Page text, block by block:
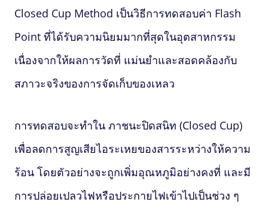
Closed Cup Method เป็นวิธีการทดสอบค่า Flash
Point ที่ได้รับความนิยมมากที่สุดในอุตสาหกรรม
เนื่องจากให้ผลการวัดที่ แม่นยำและสอดคล้องกับ
สภาวะจริงของการจัดเก็บของเหลว
การทดสอบจะทำใน ภาชนะปิดสนิท (Closed Cup)
เพื่อลดการสูญเสียไอระเหยของสารระหว่างให้ความ
ร้อน โดยตัวอย่างจะถูกเพิ่มอุณหภูมิอย่างคงที่ และมี
การปล่อยเปลวไฟหรือประกายไฟเข้าไปเป็นช่วง ๆ